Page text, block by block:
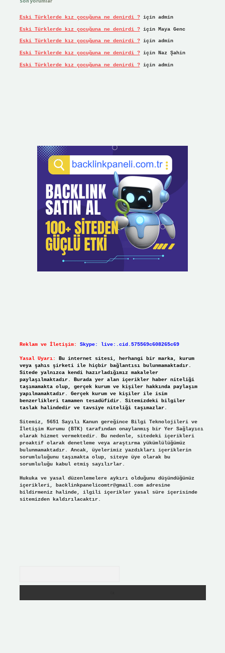
Eski Türklerde kız çocuğuna ne denirdi ?için admin
Eski Türklerde kız çocuğuna ne denirdi ?için Maya Genc
Eski Türklerde kız çocuğuna ne denirdi ?için admin
Eski Türklerde kız çocuğuna ne denirdi ?için Naz Şahin
Eski Türklerde kız çocuğuna ne denirdi ?için admin
Reklam ve İletişim: Skype: live:.cid.575569c608265c69
Yasal Uyarı:
Bu internet sitesi, herhangi bir marka, kurum
veya şahıs şirketi ile hiçbir bağlantısı bulunmamaktadır.
Sitede yalnızca kendi hazırladığımız makaleler
paylaşılmaktadır. Burada yer alan içerikler haber niteliği
taşımamakta olup, gerçek kurum ve kişiler hakkında paylaşım
yapılmamaktadır. Gerçek kurum ve kişiler ile isim
benzerlikleri tamamen tesadüfidir. Sitemizdeki bilgiler
taslak halindedir ve tavsiye niteliği taşımazlar.
Sitemiz, 5651 Sayılı Kanun gereğince Bilgi Teknolojileri ve
İletişim Kurumu (BTK) tarafından onaylanmış bir Yer Sağlayıcı
olarak hizmet vermektedir. Bu nedenle, sitedeki içerikleri
proaktif olarak denetleme veya araştırma yükümlülüğümüz
bulunmamaktadır. Ancak, üyelerimiz yazdıkları içeriklerin
sorumluluğunu taşımakta olup, siteye üye olarak bu
sorumluluğu kabul etmiş sayılırlar.
Hukuka ve yasal düzenlemelere aykırı olduğunu düşündüğünüz
içerikleri, backlinkpanelicomtr@gmail.comadresine
bildirmeniz halinde, ilgili içerikler yasal süre içerisinde
sitemizden kaldırılacaktır.